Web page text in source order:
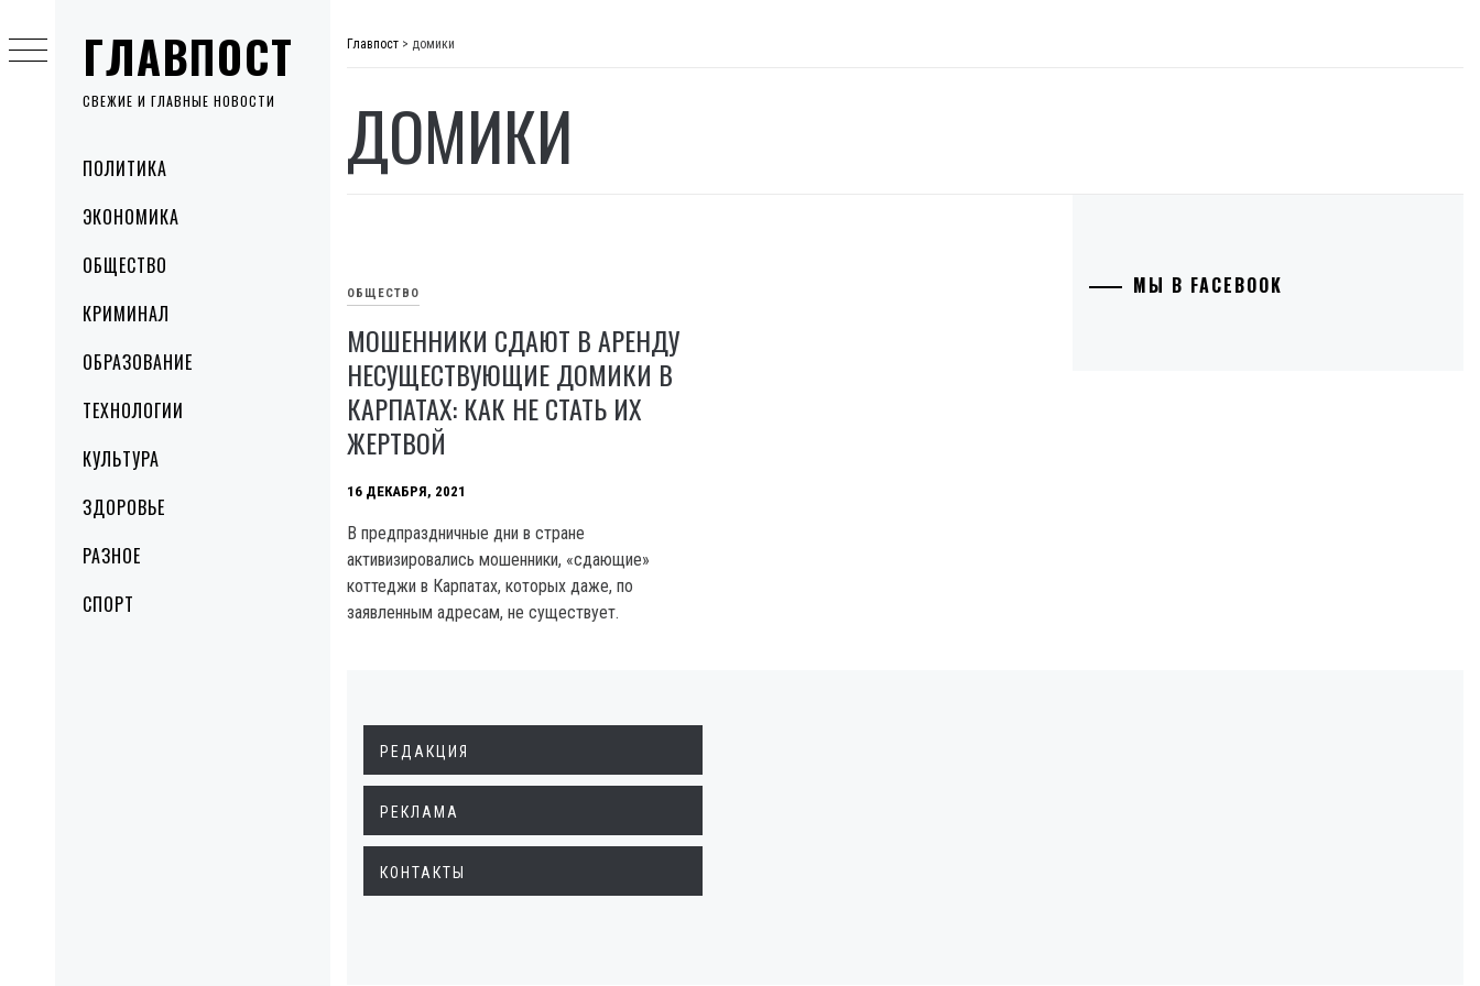
ГЛАВПОСТ
СВЕЖИЕ И ГЛАВНЫЕ НОВОСТИ
MenuПОЛИТИКА
ЭКОНОМИКА
ОБЩЕСТВО
КРИМИНАЛ
ОБРАЗОВАНИЕ
ТЕХНОЛОГИИ
КУЛЬТУРА
ЗДОРОВЬЕ
РАЗНОЕ
СПОРТ
to
content
Главпост > домики
ДОМИКИ
ОБЩЕСТВО
МОШЕННИКИ СДАЮТ В АРЕНДУ
НЕСУЩЕСТВУЮЩИЕ ДОМИКИ В
КАРПАТАХ: КАК НЕ СТАТЬ ИХ
ЖЕРТВОЙ
16 ДЕКАБРЯ, 2021
В предпраздничные дни в стране
активизировались мошенники, «сдающие»
коттеджи в Карпатах, которых даже, по
заявленным адресам, не существует.
МЫ В FACEBOOK
РЕДАКЦИЯ
РЕКЛАМА
КОНТАКТЫ